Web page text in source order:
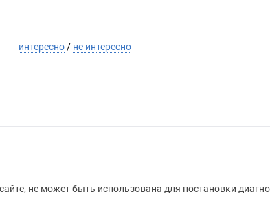
интересно/ не интересно
не может быть использована для постановки